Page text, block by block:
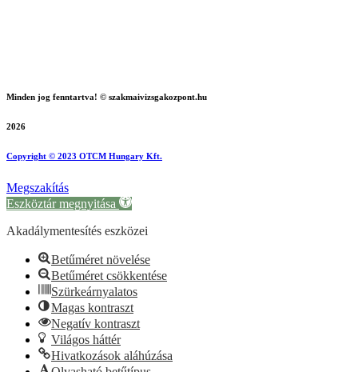
Minden jog fenntartva! © szakmaivizsgakozpont.hu
2026
Copyright © 2023 OTCM Hungary Kft.
Megszakítás
Eszköztár megnyitása
Akadálymentesítés eszközei
Betűméret növelése
Betűméret csökkentése
Szürkeárnyalatos
Magas kontraszt
Negatív kontraszt
Világos háttér
Hivatkozások aláhúzása